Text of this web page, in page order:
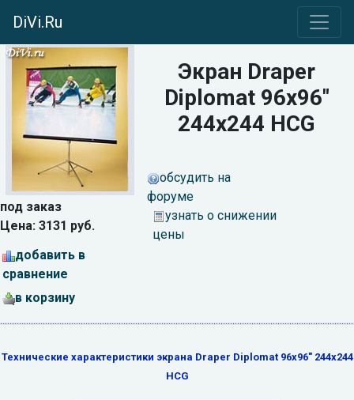
DiVi.Ru
под заказ
Цена: 3131 руб.
добавить в
сравнение
в корзину
Экран Draper
Diplomat 96x96"
244x244 HCG
обсудить на
форуме
узнать о снижении
цены
Технические характеристики экрана Draper Diplomat 96x96" 244x244
HCG